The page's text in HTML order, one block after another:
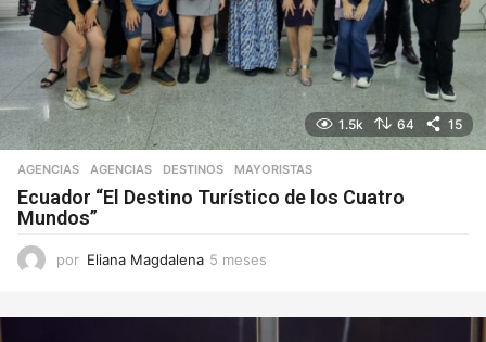
1.5k 64 15
AGENCIAS AGENCIAS ,DESTINOS ,MAYORISTAS
Ecuador “El Destino Turístico de los Cuatro
Mundos”
por Eliana Magdalena 5 meses
s